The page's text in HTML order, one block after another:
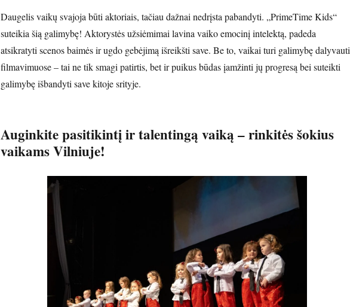
Daugelis vaikų svajoja būti aktoriais, tačiau dažnai nedrįsta pabandyti. „PrimeTime Kids“
suteikia šią galimybę! Aktorystės užsiėmimai lavina vaiko emocinį intelektą, padeda
atsikratyti scenos baimės ir ugdo gebėjimą išreikšti save. Be to, vaikai turi galimybę dalyvauti
filmavimuose – tai ne tik smagi patirtis, bet ir puikus būdas įamžinti jų progresą bei suteikti
galimybę išbandyti save kitoje srityje.
Auginkite pasitikintį ir talentingą vaiką – rinkitės šokius
vaikams Vilniuje!